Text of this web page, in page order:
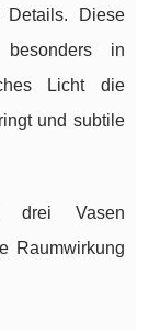
Details. Diese
besonders in
Licht die
und subtile
drei Vasen
Raumwirkung